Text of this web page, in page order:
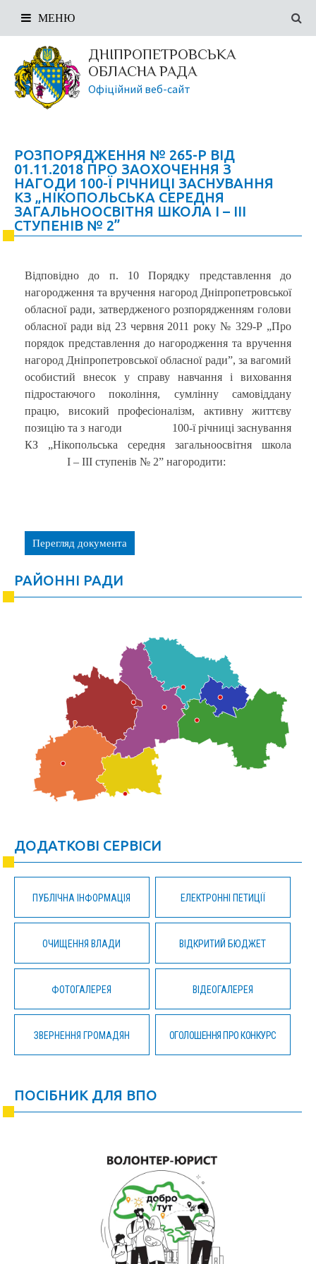
ДНІПРОПЕТРОВСЬКА
ОБЛАСНА РАДА
Офіційний веб-сайт
МЕНЮ
РОЗПОРЯДЖЕННЯ № 265-Р ВІД
01.11.2018 ПРО ЗАОХОЧЕННЯ З
НАГОДИ 100-Ї РІЧНИЦІ ЗАСНУВАННЯ
КЗ „НІКОПОЛЬСЬКА СЕРЕДНЯ
ЗАГАЛЬНООСВІТНЯ ШКОЛА І – ІІІ
СТУПЕНІВ № 2”
Відповідно до п. 10 Порядку представлення до
нагородження та вручення нагород Дніпропетровської
обласної ради, затвердженого розпорядженням голови
обласної ради від 23 червня 2011 року № 329-Р „Про
порядок представлення до нагородження та вручення
нагород Дніпропетровської обласної ради”, за вагомий
особистий внесок у справу навчання і виховання
підростаючого покоління, сумлінну самовіддану
працю, високий професіоналізм, активну життєву
позицію та з нагоди 100-ї річниці заснування
КЗ „Нікопольська середня загальноосвітня школа
І – ІІІ ступенів № 2” нагородити:
Перегляд документа
РАЙОННІ РАДИ
ДОДАТКОВІ СЕРВІСИ
ПУБЛІЧНА ІНФОРМАЦІЯ ЕЛЕКТРОННІ ПЕТИЦІЇ
ОЧИЩЕННЯ ВЛАДИ ВІДКРИТИЙ БЮДЖЕТ
ФОТОГАЛЕРЕЯ ВІДЕОГАЛЕРЕЯ
ЗВЕРНЕННЯ ГРОМАДЯН ОГОЛОШЕННЯ ПРО КОНКУРС
ПОСІБНИК ДЛЯ ВПО